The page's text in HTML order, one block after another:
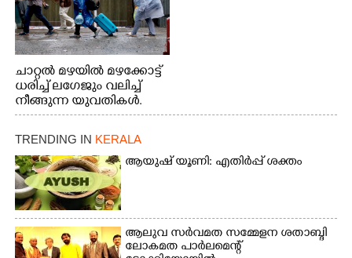
ചാറ്റൽ മഴയിൽ മഴക്കോട്ട്
ധരിച്ച് ലഗേജും വലിച്ച്
നീങ്ങുന്ന യുവതികൾ.
എറണാകുളം മേനകയിൽ
നിന്നുള്ള കാഴ്ച
TRENDING IN KERALA
ആയുഷ് യൂണി: എതിർപ്പ് ശക്തം
ആലുവ സർവമത സമ്മേളന ശതാബ്ദി
ലോകമത പാർലമെന്റ്